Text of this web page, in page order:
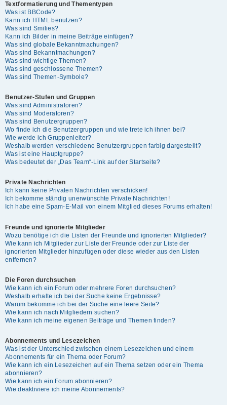
Textformatierung und Thementypen
Was ist BBCode?
Kann ich HTML benutzen?
Was sind Smilies?
Kann ich Bilder in meine Beiträge einfügen?
Was sind globale Bekanntmachungen?
Was sind Bekanntmachungen?
Was sind wichtige Themen?
Was sind geschlossene Themen?
Was sind Themen-Symbole?
Benutzer-Stufen und Gruppen
Was sind Administratoren?
Was sind Moderatoren?
Was sind Benutzergruppen?
Wo finde ich die Benutzergruppen und wie trete ich ihnen bei?
Wie werde ich Gruppenleiter?
Weshalb werden verschiedene Benutzergruppen farbig dargestellt?
Was ist eine Hauptgruppe?
Was bedeutet der „Das Team“-Link auf der Startseite?
Private Nachrichten
Ich kann keine Privaten Nachrichten verschicken!
Ich bekomme ständig unerwünschte Private Nachrichten!
Ich habe eine Spam-E-Mail von einem Mitglied dieses Forums erhalten!
Freunde und ignorierte Mitglieder
Wozu benötige ich die Listen der Freunde und ignorierten Mitglieder?
Wie kann ich Mitglieder zur Liste der Freunde oder zur Liste der
ignorierten Mitglieder hinzufügen oder diese wieder aus den Listen
entfernen?
Die Foren durchsuchen
Wie kann ich ein Forum oder mehrere Foren durchsuchen?
Weshalb erhalte ich bei der Suche keine Ergebnisse?
Warum bekomme ich bei der Suche eine leere Seite?
Wie kann ich nach Mitgliedern suchen?
Wie kann ich meine eigenen Beiträge und Themen finden?
Abonnements und Lesezeichen
Was ist der Unterschied zwischen einem Lesezeichen und einem
Abonnements für ein Thema oder Forum?
Wie kann ich ein Lesezeichen auf ein Thema setzen oder ein Thema
abonnieren?
Wie kann ich ein Forum abonnieren?
Wie deaktiviere ich meine Abonnements?